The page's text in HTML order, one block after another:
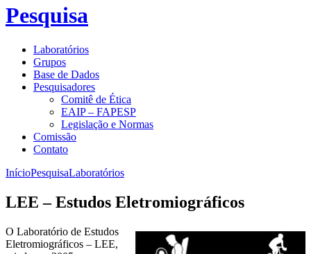
Pesquisa
Laboratórios
Grupos
Base de Dados
Pesquisadores
Comitê de Ética
EAIP – FAPESP
Legislação e Normas
Comissão
Contato
InícioPesquisaLaboratórios
LEE – Estudos Eletromiográficos
O Laboratório de Estudos
Eletromiográficos – LEE,